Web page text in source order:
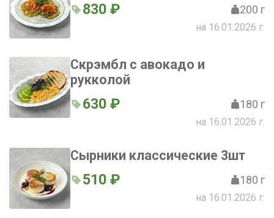
830 ₽ 200 г
на 16.01.2026 г.
Скрэмбл с авокадо и
рукколой
630 ₽ 180 г
на 16.01.2026 г.
Сырники классические 3шт
510 ₽ 180 г
на 16.01.2026 г.